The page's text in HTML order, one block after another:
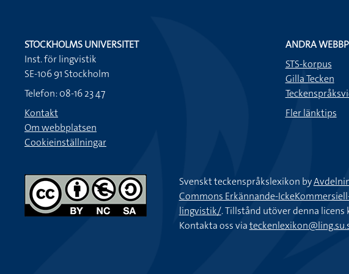
STOCKHOLMS UNIVERSITET
Inst. för lingvistik
SE-106 91 Stockholm
Telefon: 08-16 23 47
Kontakt
Om webbplatsen
Cookieinställningar
ANDRA
STS-korpus
Gilla Tecken
Fler länktips
Svenskt teckenspråkslexikon by
Commons Erkännande-
lingvistik/. Tillstånd utöver denna licens
Kontakta oss via